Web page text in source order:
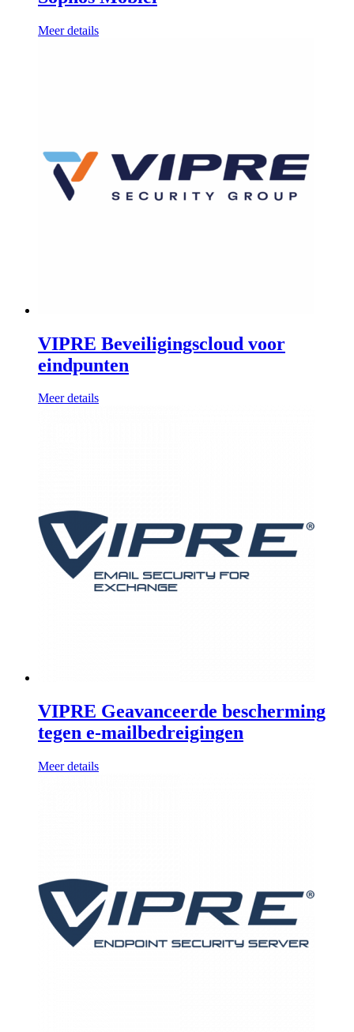
Meer details
VIPRE Beveiligingscloud voor
eindpunten
Meer details
VIPRE Geavanceerde bescherming
tegen e-mailbedreigingen
Meer details